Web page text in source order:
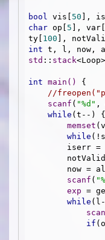
bool vis[ 50
char op[ 5 ], var[
ty[ 100
int t, l, now,
std :: stack
int main ()
{
//
scanf ( "%d" ,
while (t--) {
memset
while
        iserr =
now
scanf (
exp =
while
if